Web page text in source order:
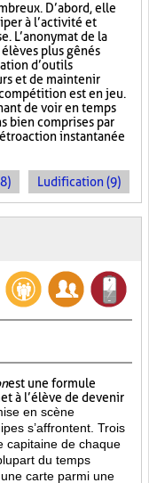
D’abord, elle
à l’activité et
L’anonymat de la
plus gênés
d’outils
et de maintenir
est en jeu.
de voir en temps
bien comprises par
instantanée
Ludification (9)
est une formule
à l’élève de devenir
en scène
s’affrontent. Trois
capitaine de chaque
du temps
carte parmi une